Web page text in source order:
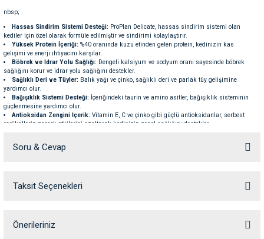
Besinler
Kapları
Ek Besinleri
nbsp;
Hassas Sindirim Sistemi Desteği: ProPlan Delicate, hassas sindirim sistemi olan
kediler için özel olarak formüle edilmiştir ve sindirimi kolaylaştırır.
Yüksek Protein İçeriği: %40 oranında kuzu etinden gelen protein, kedinizin kas
gelişimi ve enerji ihtiyacını karşılar.
Böbrek ve İdrar Yolu Sağlığı: Dengeli kalsiyum ve sodyum oranı sayesinde böbrek
sağlığını korur ve idrar yolu sağlığını destekler.
Sağlıklı Deri ve Tüyler: Balık yağı ve çinko, sağlıklı deri ve parlak tüy gelişimine
yardımcı olur.
Bağışıklık Sistemi Desteği: İçeriğindeki taurin ve amino asitler, bağışıklık sisteminin
güçlenmesine yardımcı olur.
Antioksidan Zengini İçerik: Vitamin E, C ve çinko gibi güçlü antioksidanlar, serbest
radikallerin zararlı etkilerini azaltarak kedinizin genel sağlığını destekler.
İçerik:
Pirinç
Mısır Gluten Unu
Mısır Nişastası
Soru & Cevap
Ürün hakkında henüz soru sorulmamış.
Taksit Seçenekleri
Önerileriniz